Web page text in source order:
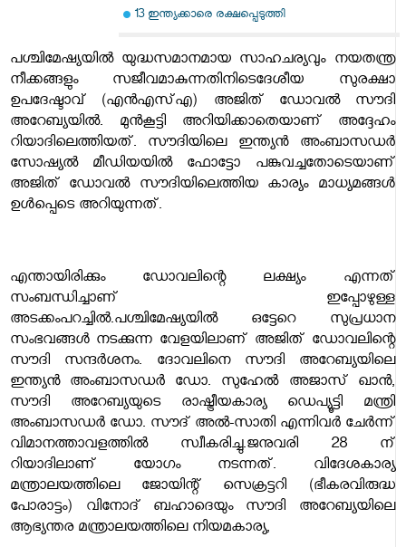
13 ഇന്ത്യക്കാരെ രക്ഷപ്പെടുത്തി
പശ്ചിമേഷ്യയില്‍ യുദ്ധസമാനമായ സാഹചര്യവും നയതന്ത്ര
നീക്കങ്ങളും സജീവമാകുന്നതിനിടെദേശീയ സുരക്ഷാ
ഉപദേഷ്ടാവ് (എന്‍എസ്എ) അജിത് ഡോവല്‍ സൗദി
അറേബ്യയില്‍. മുന്‍കൂട്ടി അറിയിക്കാതെയാണ് അദ്ദേഹം
റിയാദിലെത്തിയത്. സൗദിയിലെ ഇന്ത്യന്‍ അംബാസഡര്‍
സോഷ്യല്‍ മീഡിയയില്‍ ഫോട്ടോ പങ്കുവച്ചതോടെയാണ്
അജിത് ഡോവല്‍ സൗദിയിലെത്തിയ കാര്യം മാധ്യമങ്ങള്‍
ഉള്‍പ്പെടെ അറിയുന്നത്.
എന്തായിരിക്കും ഡോവലിന്റെ ലക്ഷ്യം എന്നത്
സംബന്ധിച്ചാണ് ഇപ്പോഴുള്ള
അടക്കംപറച്ചില്‍.പശ്ചിമേഷ്യയില്‍ ഒട്ടേറെ സുപ്രധാന
സംഭവങ്ങള്‍ നടക്കുന്ന വേളയിലാണ് അജിത് ഡോവലിന്റെ
സൗദി സന്ദര്‍ശനം. ദോവലിനെ സൗദി അറേബ്യയിലെ
ഇന്ത്യൻ അംബാസഡർ ഡോ. സുഹേൽ അജാസ് ഖാൻ,
സൗദി അറേബ്യയുടെ രാഷ്ട്രീയകാര്യ ഡെപ്യൂട്ടി മന്ത്രി
അംബാസഡർ ഡോ. സൗദ് അൽ-സാതി എന്നിവർ ചേർന്ന്
വിമാനത്താവളത്തിൽ സ്വീകരിച്ചു.ജനുവരി 28 ന്
റിയാദിലാണ് യോഗം നടന്നത്. വിദേശകാര്യ
മന്ത്രാലയത്തിലെ ജോയിന്റ് സെക്രട്ടറി (ഭീകരവിരുദ്ധ
പോരാട്ടം) വിനോദ് ബഹാദെയും സൗദി അറേബ്യയിലെ
ആഭ്യന്തര മന്ത്രാലയത്തിലെ നിയമകാര്യ,